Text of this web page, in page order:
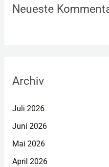
Neueste
Archiv
Juli 2026
Juni 2026
Mai 2026
April 2026